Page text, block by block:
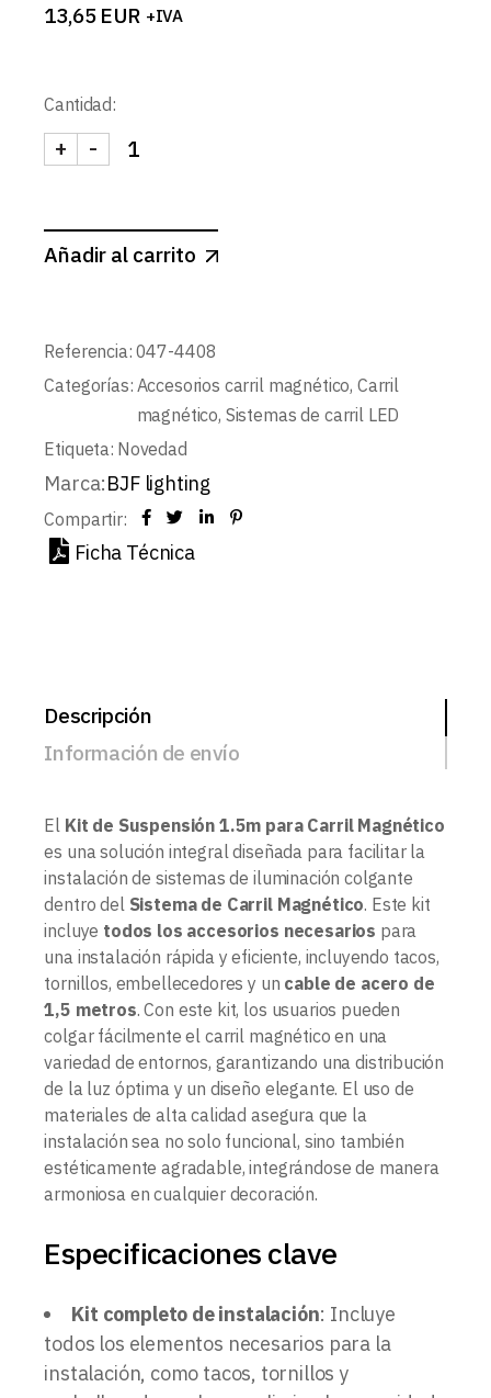
13,65 EUR +IVA
Cantidad:
KIT DE SUSPENSION 1.5m PARA CARRIL
-
+
Añadir al carrito
Referencia: 047-4408
Categorías: Accesorios carril magnético, Carril
magnético, Sistemas de carril LED
Etiqueta: Novedad
Marca:BJF lighting
Compartir:
Ficha Técnica
Descripción
Información de envío
El Kit de Suspensión 1.5m para Carril Magnético
es una solución integral diseñada para facilitar la
instalación de sistemas de iluminación colgante
dentro del Sistema de Carril Magnético. Este kit
incluye todos los accesorios necesarios para
una instalación rápida y eficiente, incluyendo tacos,
tornillos, embellecedores y un cable de acero de
1,5 metros. Con este kit, los usuarios pueden
colgar fácilmente el carril magnético en una
variedad de entornos, garantizando una distribución
de la luz óptima y un diseño elegante. El uso de
materiales de alta calidad asegura que la
instalación sea no solo funcional, sino también
estéticamente agradable, integrándose de manera
armoniosa en cualquier decoración.
Especificaciones clave
Kit completo de instalación: Incluye
todos los elementos necesarios para la
instalación, como tacos, tornillos y